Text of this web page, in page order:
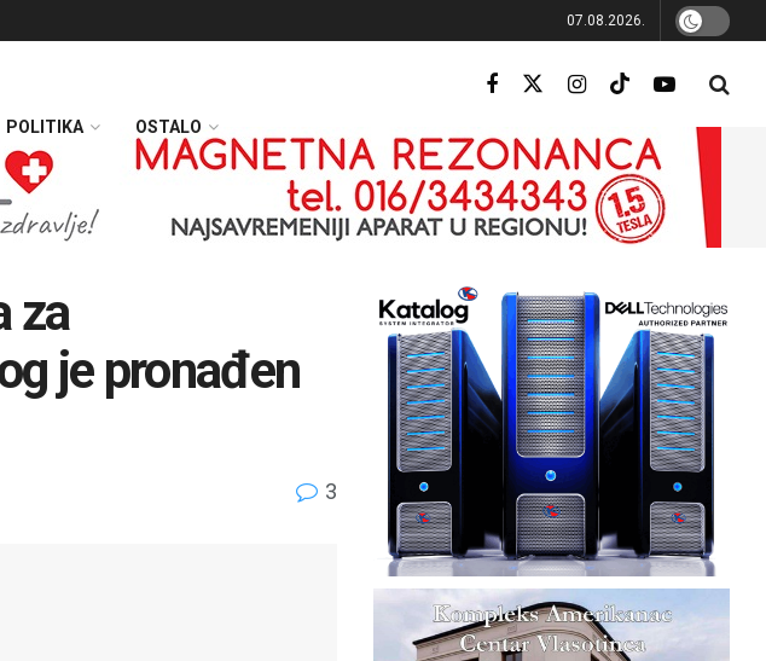
07.08.2026.
POLITIKA OSTALO
za
je pronađen
3